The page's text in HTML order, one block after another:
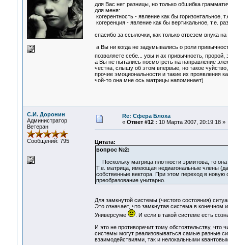
для Вас нет разницы, но только обшибка
для меня:
когерентность - явление как бы горизонтальное,
когеренция - явление как бы вертикальное, т.е.
спасибо за ссылочки, как только отвезем внука
а Вы ни когда не задумывались о роли
позволяете себе... увы и ах привычность, пророй,
а Вы не пытались посмотреть на направление
честна, слышу об этом впервые, но такое
прочие эмоциональности и такие их проявления
чой-то она мне ось матрицы напоминает)
С.И. Доронин
Администратор
Ветеран
Сообщений: 795
Re: Сфера Блоха
« Ответ #12 : 10 Марта 2007, 20:19:18 »
Цитата:
вопрос №2:
Поскольку матрица плотности эрмитова, то
Т.е. матрица, имеющая недиагональные члены
собственные вектора. При этом переход в новую
преобразование унитарно.
Для замкнутой системы (чистого состояния)
Это означает, что замкнутая система в конечном
Универсуме
. И если в такой системе есть
И это не противоречит тому обстоятельству,
системы могут реализовываться самые разные
взаимодействиями, так и нелокальными